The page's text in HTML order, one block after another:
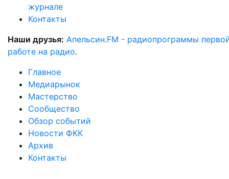
журнале
Контакты
Наши друзья: Апельсин.FM - радиопрограммы
работе на радио.
Главное
Медиарынок
Мастерство
Сообщество
Обзор событий
Новости ФКК
Архив
Контакты